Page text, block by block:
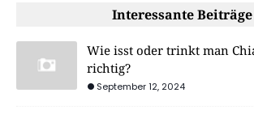
Interessante Beiträge
Wie isst oder trinkt man
richtig?
September 12, 2024